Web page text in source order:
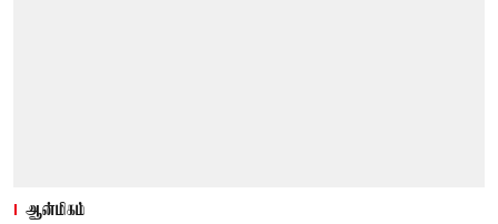
ஆன்மிகம்